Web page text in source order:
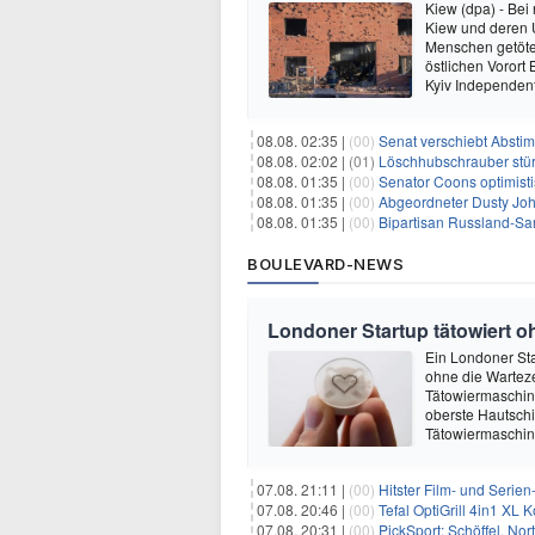
Kiew (dpa) -
Kiew und deren
Menschen
östlichen Vorort
Kyiv
08.08. 02:35 | (00) Senat verschiebt Abstimmung
08.08. 02:02 | (01) Löschhubschrauber
08.08. 01:35 | (00) Senator Coons
08.08. 01:35 | (00) Abgeordneter Dusty
08.08. 01:35 | (00) Bipartisan Russland-
BOULEVARD-NEWS
Londoner Startup tätowiert
Ein Londoner
ohne die
oberste
07.08. 21:11 | (00) Hitster Film- und
07.08. 20:46 | (00) Tefal OptiGrill 4in1 XL
07.08. 20:31 | (00) PickSport: Schöffel,